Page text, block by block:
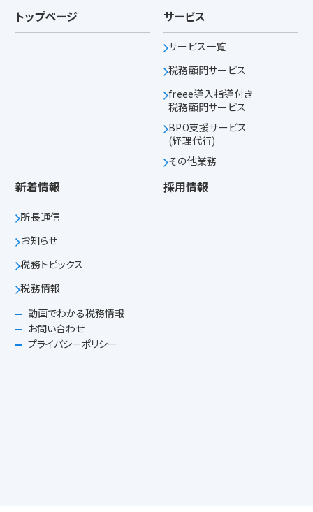
トップページ サービス
サービス一覧
税務顧問サービス
freee導入指導付き
税務顧問サービス
BPO支援サービス
(経理代行)
その他業務
新着情報
所長通信
お知らせ
税務トピックス
税務情報
採用情報
動画でわかる税務情報
お問い合わせ
プライバシーポリシー